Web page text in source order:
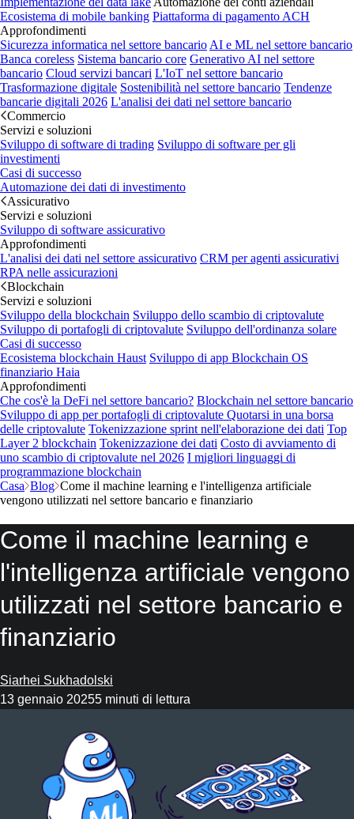
Ecosistema di mobile banking Piattaforma di pagamento ACH
Approfondimenti
Sicurezza informatica nel settore bancario AI e ML nel settore bancario
Banca coreless Sistema bancario core Generativo AI nel settore
bancario Cloud servizi bancari L'IoT nel settore bancario
Trasformazione digitale Sostenibilità nel settore bancario Tendenze
bancarie digitali 2026 L'analisi dei dati nel settore bancario
Commercio
Servizi e soluzioni
Sviluppo di software di trading Sviluppo di software per gli
investimenti
Casi di successo
Automazione dei dati di investimento
Assicurativo
Servizi e soluzioni
Sviluppo di software assicurativo
Approfondimenti
L'analisi dei dati nel settore assicurativo CRM per agenti assicurativi
RPA nelle assicurazioni
Blockchain
Servizi e soluzioni
Sviluppo della blockchain Sviluppo dello scambio di criptovalute
Sviluppo di portafogli di criptovalute Sviluppo dell'ordinanza solare
Casi di successo
Ecosistema blockchain Haust Sviluppo di app Blockchain OS
finanziario Haia
Approfondimenti
Che cos'è la DeFi nel settore bancario? Blockchain nel settore bancario
Sviluppo di app per portafogli di criptovalute Quotarsi in una borsa
delle criptovalute Tokenizzazione sprint nell'elaborazione dei dati Top
Layer 2 blockchain Tokenizzazione dei dati Costo di avviamento di
uno scambio di criptovalute nel 2026 I migliori linguaggi di
programmazione blockchain
Casa Blog Come il machine learning e l'intelligenza artificiale
vengono utilizzati nel settore bancario e finanziario
Come il machine learning e
l'intelligenza artificiale vengono
utilizzati nel settore bancario e
finanziario
Siarhei Sukhadolski
13 gennaio 20255 minuti di lettura